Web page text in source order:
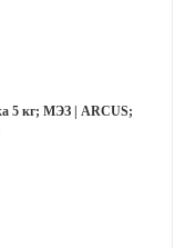
5 кг; МЭЗ | ARCUS;